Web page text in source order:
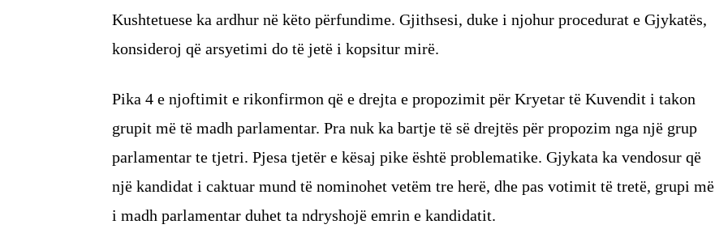
Kushtetuese ka ardhur në këto përfundime. Gjithsesi, duke i njohur procedurat e Gjykatës,
konsideroj që arsyetimi do të jetë i kopsitur mirë.
Pika 4 e njoftimit e rikonfirmon që e drejta e propozimit për Kryetar të Kuvendit i takon
grupit më të madh parlamentar. Pra nuk ka bartje të së drejtës për propozim nga një grup
parlamentar te tjetri. Pjesa tjetër e kësaj pike është problematike. Gjykata ka vendosur që
një kandidat i caktuar mund të nominohet vetëm tre herë, dhe pas votimit të tretë, grupi më
i madh parlamentar duhet ta ndryshojë emrin e kandidatit.